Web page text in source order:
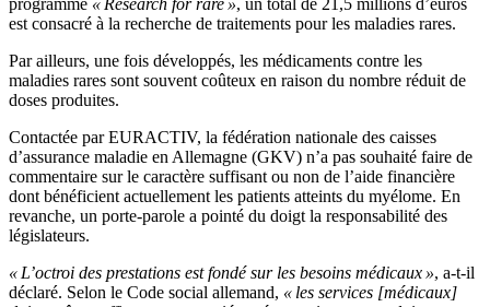
programme « Research for rare », un total de 21,5 millions d’euros
est consacré à la recherche de traitements pour les maladies rares.
Par ailleurs, une fois développés, les médicaments contre les
maladies rares sont souvent coûteux en raison du nombre réduit de
doses produites.
Contactée par EURACTIV, la fédération nationale des caisses
d’assurance maladie en Allemagne (GKV) n’a pas souhaité faire de
commentaire sur le caractère suffisant ou non de l’aide financière
dont bénéficient actuellement les patients atteints du myélome. En
revanche, un porte-parole a pointé du doigt la responsabilité des
législateurs.
« L’octroi des prestations est fondé sur les besoins médicaux », a-t-il
déclaré. Selon le Code social allemand, « les services [médicaux]